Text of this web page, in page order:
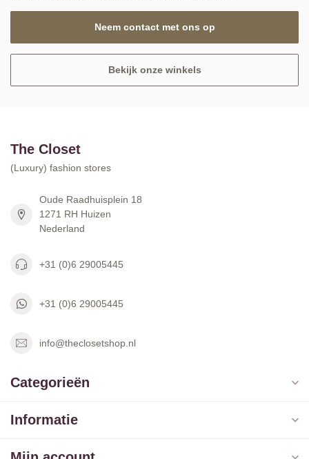
Neem contact met ons op
Bekijk onze winkels
The Closet
(Luxury) fashion stores
Oude Raadhuisplein 18
1271 RH Huizen
Nederland
+31 (0)6 29005445
+31 (0)6 29005445
info@theclosetshop.nl
Categorieën
Informatie